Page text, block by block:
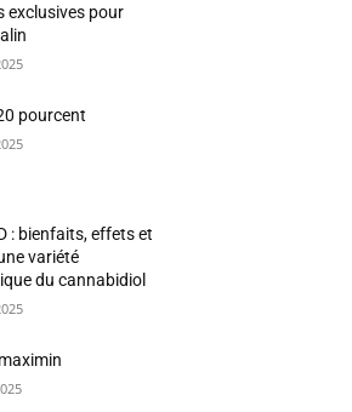
exclusives pour
pourcent
: bienfaits, effets et
variété
du cannabidiol